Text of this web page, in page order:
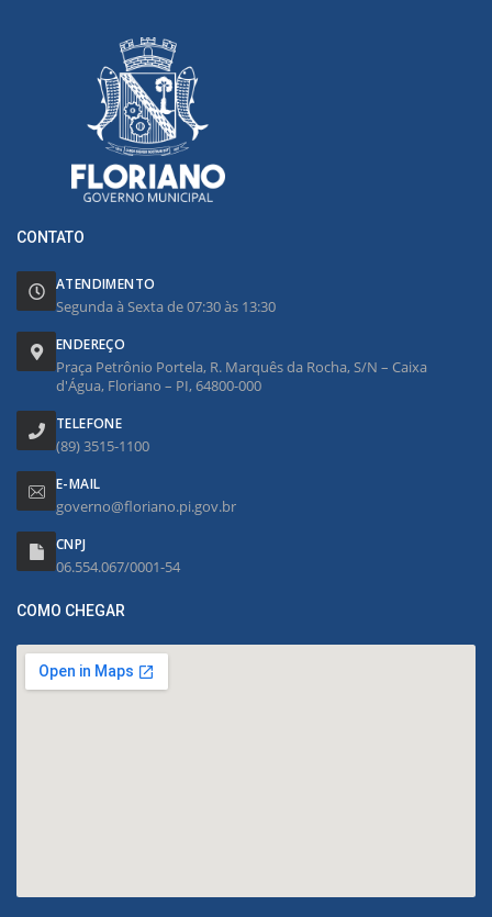
CONTATO
ATENDIMENTO
Segunda à Sexta de 07:30 às 13:30
ENDEREÇO
Praça Petrônio Portela, R. Marquês da Rocha, S/N – Caixa
d'Água, Floriano – PI, 64800-000
TELEFONE
(89) 3515-1100
E-MAIL
governo@floriano.pi.gov.br
CNPJ
06.554.067/0001-54
COMO CHEGAR